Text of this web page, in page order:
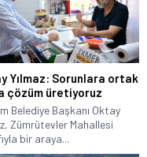
Yılmaz: Sorunlara ortak
çözüm üretiyoruz
Belediye Başkanı Oktay
Zümrütevler Mahallesi
bir araya...